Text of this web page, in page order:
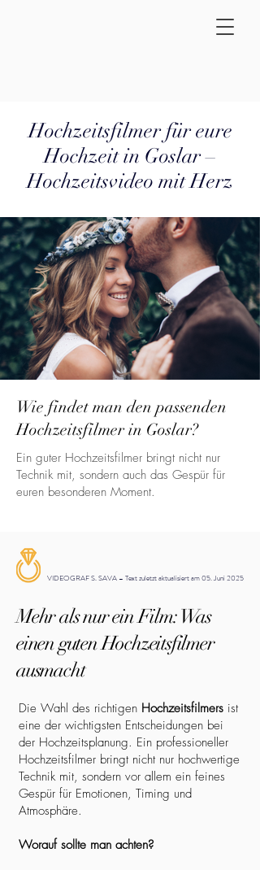
Hochzeitsfilmer für eure
Hochzeit in Goslar –
Hochzeitsvideo mit Herz
Wie findet man den passenden
Hochzeitsfilmer in Goslar?
Ein guter Hochzeitsfilmer bringt nicht nur
Technik mit, sondern auch das Gespür für
euren besonderen Moment.
VIDEOGRAF S. SAVA – Text zuletzt aktualisiert am 05. Juni 2025
Mehr als nur ein Film: Was
einen guten Hochzeitsfilmer
ausmacht
Die Wahl des richtigen Hochzeitsfilmers ist
eine der wichtigsten Entscheidungen bei
der Hochzeitsplanung. Ein professioneller
Hochzeitsfilmer bringt nicht nur hochwertige
Technik mit, sondern vor allem ein feines
Gespür für Emotionen, Timing und
Atmosphäre.
Worauf sollte man achten?